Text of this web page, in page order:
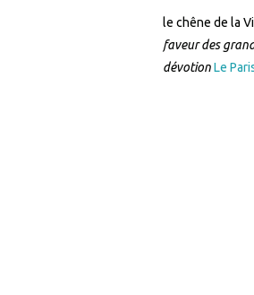
le chêne de la
faveur des
dévotionLe